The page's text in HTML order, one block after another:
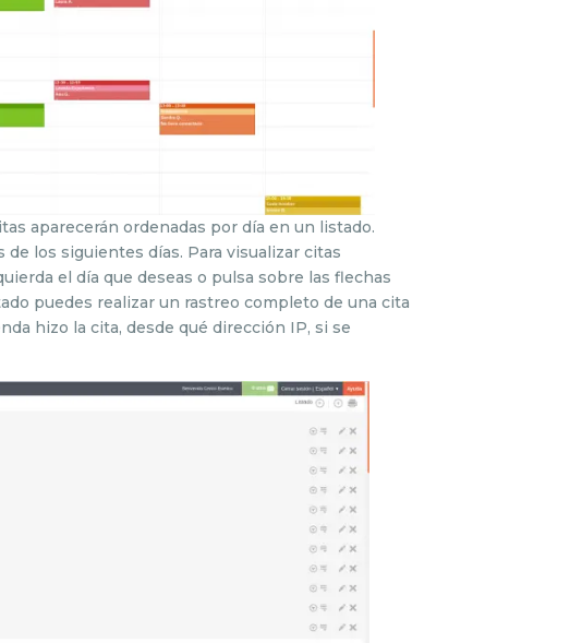
aparecerán ordenadas por día en un listado.
los siguientes días. Para visualizar citas
el día que deseas o pulsa sobre las flechas
puedes realizar un rastreo completo de una cita
hizo la cita, desde qué dirección IP, si se